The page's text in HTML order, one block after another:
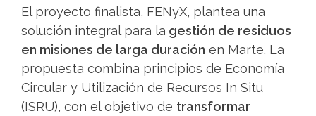
El proyecto finalista, FENyX, plantea una
solución integral para la gestión de residuos
en misiones de larga duración en Marte. La
propuesta combina principios de Economía
Circular y Utilización de Recursos In Situ
(ISRU), con el objetivo de transformar